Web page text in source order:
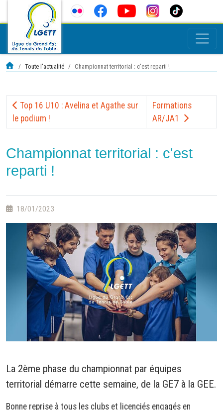
Toute l'actualité Championnat territorial : c'est reparti !
Top 16 U10 : Avelina et Agathe sur
le podium !
Formations
AR/JA1
Championnat territorial : c'est
reparti !
18/01/2023
La 2ème phase du championnat par équipes
territorial démarre cette semaine, de la GE7 à la GEE.
Bonne reprise à tous les clubs et licenciés engagés en